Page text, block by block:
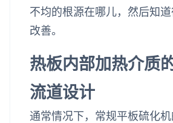
不均的根源在哪儿，然后知
改善。
热板内部加热介质
流道设计
通常情况下，常规平板硫化